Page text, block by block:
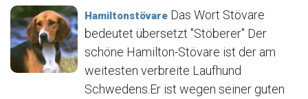
Hamiltonstövare Das Wort Stövare
bedeutet übersetzt "Stöberer" Der
schöne Hamilton-Stövare ist der am
weitesten verbreite Laufhund
Schwedens.Er ist wegen seiner guten